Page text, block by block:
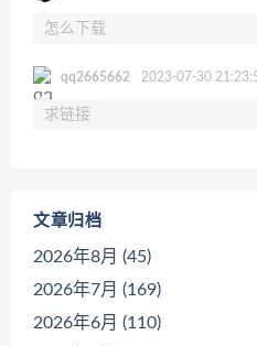
怎么下载
qq2665662 2023-07-30
求链接
文章归档
2026年8月 (45)
2026年7月 (169)
2026年6月 (110)